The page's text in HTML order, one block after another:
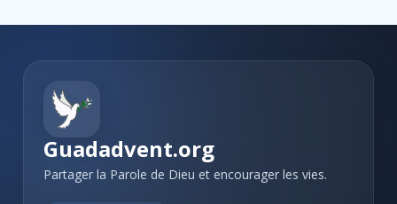
Guadadvent.org
Partager la Parole de Dieu et encourager les vies.